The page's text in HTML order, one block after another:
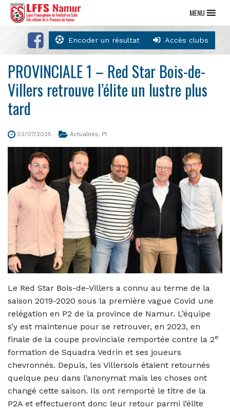
Encoder un résultat Accès clubs
MENU
PROVINCIALE 1 – Red Star Bois-de-
Villers retrouve l’élite un lustre plus
tard
03/07/2025 Actualités, P1
Le Red Star Bois-de-Villers a connu au terme de la
saison 2019-2020 sous la première vague Covid une
relégation en P2 de la province de Namur. L’équipe
s’y est maintenue pour se retrouver, en 2023, en
finale de la coupe provinciale remportée contre la 2e
formation de Squadra Vedrin et ses joueurs
chevronnés. Depuis, les Villersois étaient retournés
quelque peu dans l’anonymat mais les choses ont
changé cette saison. Ils ont remporté le titre de la
P2A et effectueront donc leur retour parmi l’élite